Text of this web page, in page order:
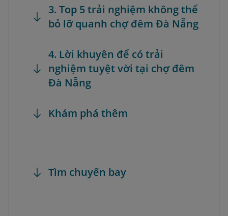
3. Top 5 trải nghiệm không thể
bỏ lỡ quanh chợ đêm Đà Nẵng
4. Lời khuyên để có trải
nghiệm tuyệt vời tại chợ đêm
Đà Nẵng
Khám phá thêm
Tìm chuyến bay